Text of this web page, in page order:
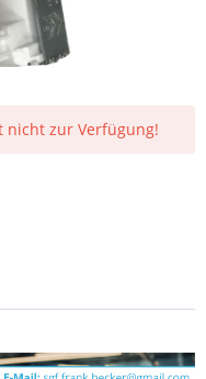
nicht zur Verfügung!